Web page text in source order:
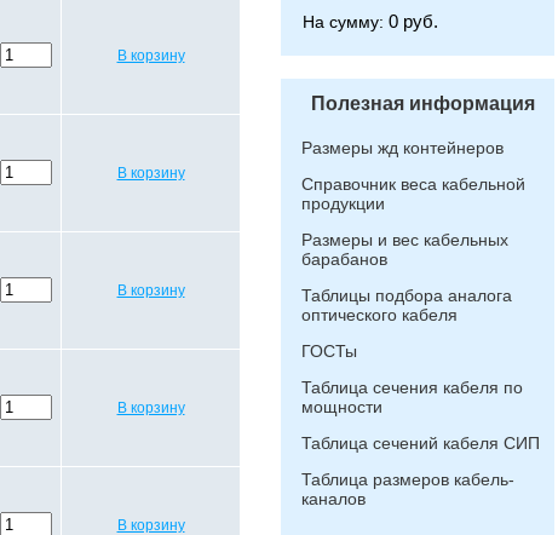
В корзину
В корзину
В корзину
В корзину
В корзину
На сумму: 0 руб.
Полезная информация
Размеры жд контейнеров
Справочник веса кабельной
продукции
Размеры и вес кабельных
барабанов
Таблицы подбора аналога
оптического кабеля
ГОСТы
Таблица сечения кабеля по
мощности
Таблица сечений кабеля СИП
Таблица размеров кабель-
каналов